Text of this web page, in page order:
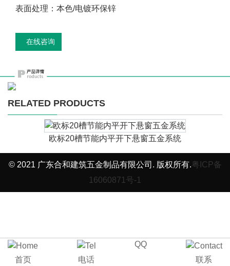
表面处理：本色/电镀环保锌
在线咨询
RELATED PRODUCTS
欧标20槽节能内平开下悬窗五金系统
© 2021 广东合和建筑五金制品有限公司. 版权所有.粤ICP备
16060871号-1
首页 电话
QQ
联系